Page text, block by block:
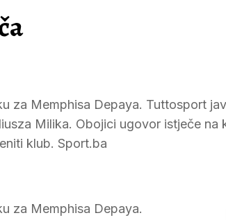
za Memphisa Depaya. Tuttosport
Milika. Obojici ugovor istječe na
klub. Sport.ba
za Memphisa Depaya.